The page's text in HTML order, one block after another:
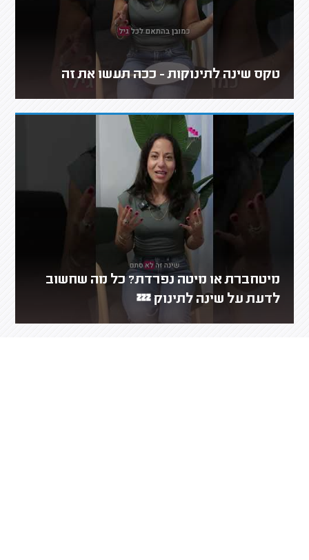
טקס שינה לתינוקות - ככה תעשו את זה
מיטחברת או מיטה נפרדת? כל מה שחשוב
לדעת על שינה לתינוק 💤